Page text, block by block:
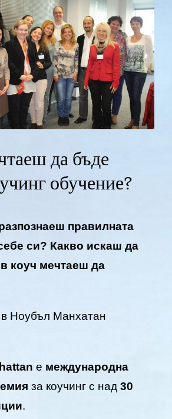
да бъде
обучение?
правилната
си? Какво искаш да
коуч мечтаеш да
Ноубъл Манхатан
е международна
за коучинг с над 30
.